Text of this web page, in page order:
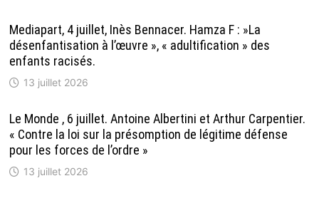
Mediapart, 4 juillet, Inès Bennacer. Hamza F : »La
désenfantisation à l’œuvre », « adultification » des
enfants racisés.
13 juillet 2026
Le Monde , 6 juillet. Antoine Albertini et Arthur Carpentier.
« Contre la loi sur la présomption de légitime défense
pour les forces de l’ordre »
13 juillet 2026